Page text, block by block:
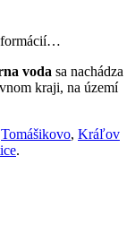
voda sa nachádza
kraji, na území
Tomášikovo, Kráľov
.